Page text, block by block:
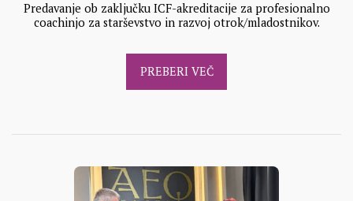
Predavanje ob zaključku ICF-akreditacije za profesionalno
coachinjo za starševstvo in razvoj otrok/mladostnikov.
PREBERI VEČ